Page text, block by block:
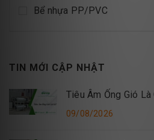
Bể nhựa PP/PVC
TIN MỚI CẬP NHẬT
Tiêu Âm Ống Gió Là
09/08/2026